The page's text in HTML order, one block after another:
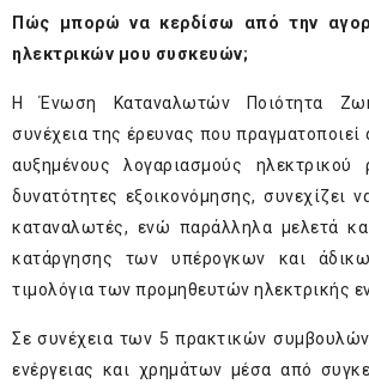
Πώς μπορώ να κερδίσω από την
ηλεκτρικών μου συσκευών;
Η Ένωση Καταναλωτών Ποιότητα
συνέχεια της έρευνας που
αυξημένους λογαριασμούς ηλεκτρικού
δυνατότητες εξοικονόμησης, συνεχίζει
καταναλωτές, ενώ παράλληλα μελετά
κατάργησης των υπέρογκων και
τιμολόγια των προμηθευτών ηλεκτρικής
Σε συνέχεια των 5 πρακτικών συμβουλών
ενέργειας και χρημάτων μέσα από